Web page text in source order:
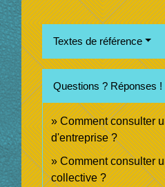
Textes de référence
Questions ? Réponses !
Comment consulter
d'entreprise ?
Comment consulter
collective ?